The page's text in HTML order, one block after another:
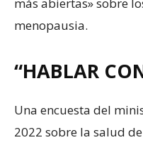
más abiertas» sobre
menopausia.
“HABLAR
Una encuesta del
2022 sobre la salud